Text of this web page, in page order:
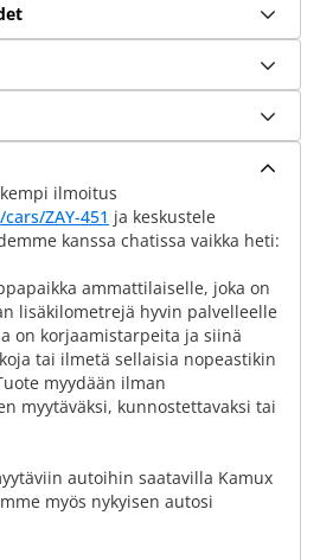
ilmoitus
ZAY-451 ja keskustele
kanssa chatissa vaikka heti:
ammattilaiselle, joka on
lisäkilometrejä hyvin palvelleelle
on korjaamistarpeita ja siinä
tai ilmetä sellaisia nopeastikin
myydään ilman
myytäväksi, kunnostettavaksi tai
autoihin saatavilla Kamux
myös nykyisen autosi